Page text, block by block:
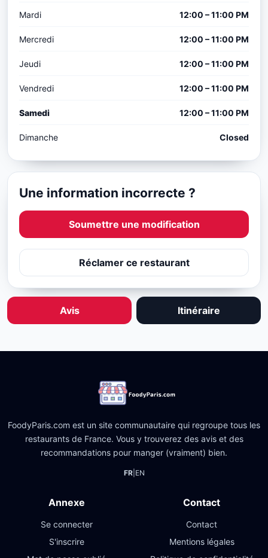
Mardi 12:00 – 11:00 PM
Mercredi 12:00 – 11:00 PM
Jeudi 12:00 – 11:00 PM
Vendredi 12:00 – 11:00 PM
Samedi 12:00 – 11:00 PM
Dimanche Closed
Une information incorrecte ?
Soumettre une modification
Réclamer ce restaurant
Avis Itinéraire
FoodyParis.com est un site communautaire qui regroupe tous les
restaurants de France. Vous y trouverez des avis et des
recommandations pour manger (vraiment) bien.
FR| EN
Annexe
Se connecter
S'inscrire
Contact
Contact
Mentions légales